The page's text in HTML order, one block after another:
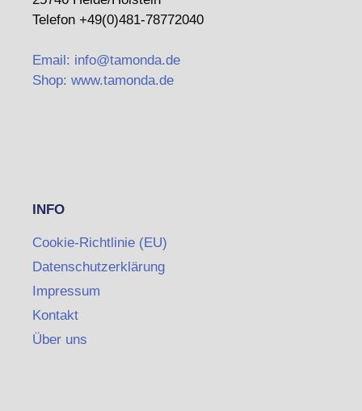
Telefon +49(0)481-78772040
Email: info@tamonda.de
Shop: www.tamonda.de
INFO
Cookie-Richtlinie (EU)
Datenschutzerklärung
Impressum
Kontakt
Über uns